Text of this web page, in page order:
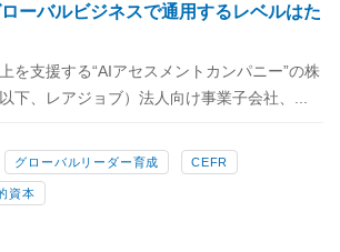
ーバルビジネスで通用するレベルはた
を支援する“AIアセスメントカンパニー”の株
下、レアジョブ）法人向け事業子会社、...
グローバルリーダー育成 CEFR
資本